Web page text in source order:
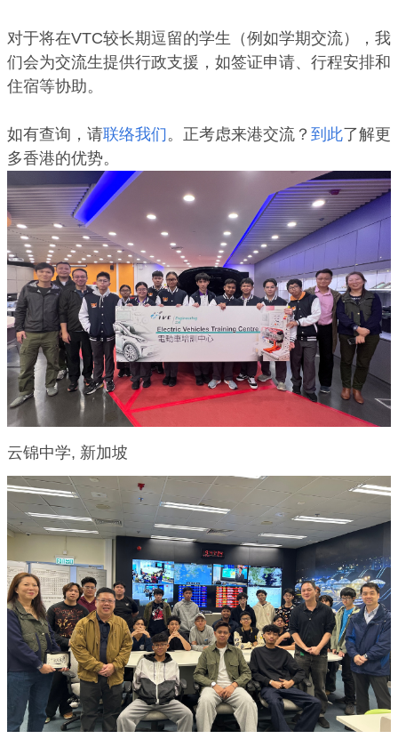
对于将在VTC较长期逗留的学生（例如学期交流），我
们会为交流生提供行政支援，如签证申请、行程安排和
住宿等协助。
如有查询，请联络我们。正考虑来港交流？ 到此了解更
多香港的优势。
云锦中学, 新加坡